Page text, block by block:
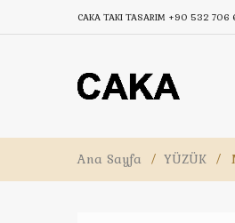
CAKA TAKI TASARIM +90 532 706
Ana Sayfa / YÜZÜK /